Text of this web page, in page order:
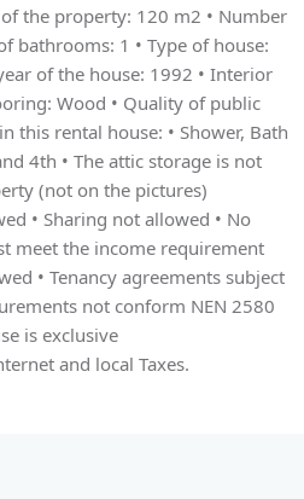
the property: 120 m2 • Number
bathrooms: 1 • Type of house:
of the house: 1992 • Interior
Wood • Quality of public
this rental house: • Shower, Bath
4th • The attic storage is not
(not on the pictures)
• Sharing not allowed • No
meet the income requirement
• Tenancy agreements subject
not conform NEN 2580
is exclusive
and local Taxes.